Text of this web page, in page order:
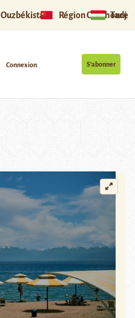
Ouzbékistan Région Ouïghoure
S’abonner
Connexion